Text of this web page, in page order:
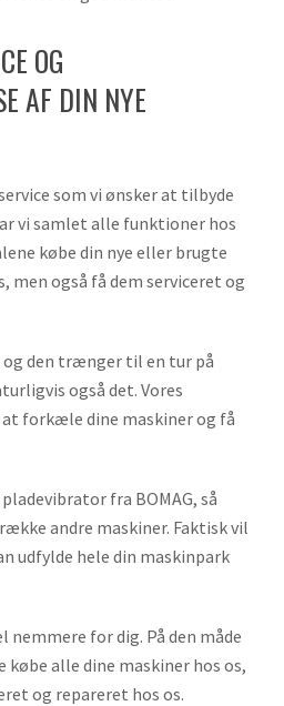
OG
AF DIN NYE
som vi ønsker at tilbyde
vi samlet alle funktioner hos
købe din nye eller brugte
men også få dem serviceret og
den trænger til en tur på
også det. Vores
forkæle dine maskiner og få
fra BOMAG, så
andre maskiner. Faktisk vil
udfylde hele din maskinpark
nemmere for dig. På den måde
købe alle dine maskiner hos os,
og repareret hos os.